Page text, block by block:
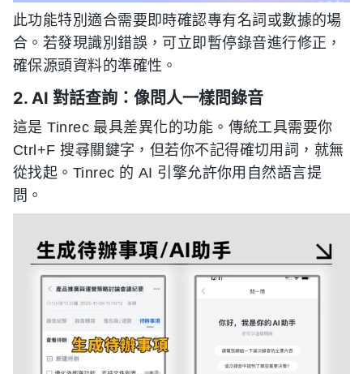
此功能特別適合需要即時確認專有名詞或數據的場
合。若發現識別錯誤，可立即暫停錄音進行修正，
確保源頭資料的準確性。
2. AI 對話查詢：像問人一樣問錄音
這是 Tinrec 最具差異化的功能。傳統工具需要你
Ctrl+F 搜尋關鍵字，但若你不記得確切用詞，就無
從找起。Tinrec 的 AI 引擎允許你用自然語言提
問。